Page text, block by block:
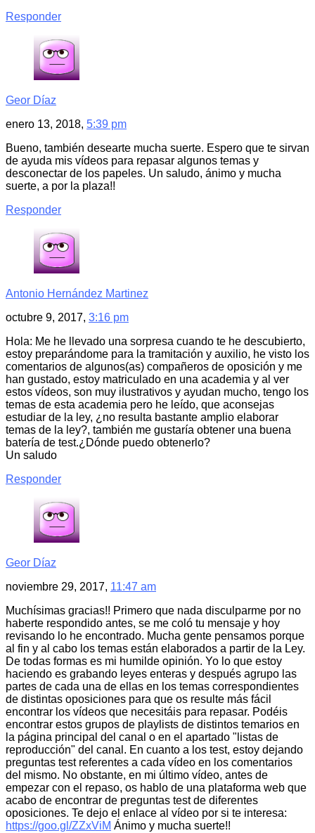
Responder
Geor Díaz
enero 13, 2018, 5:39 pm
Bueno, también desearte mucha suerte. Espero que te sirvan
de ayuda mis vídeos para repasar algunos temas y
desconectar de los papeles. Un saludo, ánimo y mucha
suerte, a por la plaza!!
Responder
Antonio Hernández Martinez
octubre 9, 2017, 3:16 pm
Hola: Me he llevado una sorpresa cuando te he descubierto,
estoy preparándome para la tramitación y auxilio, he visto los
comentarios de algunos(as) compañeros de oposición y me
han gustado, estoy matriculado en una academia y al ver
estos vídeos, son muy ilustrativos y ayudan mucho, tengo los
temas de esta academia pero he leído, que aconsejas
estudiar de la ley, ¿no resulta bastante amplio elaborar
temas de la ley?, también me gustaría obtener una buena
batería de test.¿Dónde puedo obtenerlo?
Un saludo
Responder
Geor Díaz
noviembre 29, 2017, 11:47 am
Muchísimas gracias!! Primero que nada disculparme por no
haberte respondido antes, se me coló tu mensaje y hoy
revisando lo he encontrado. Mucha gente pensamos porque
al fin y al cabo los temas están elaborados a partir de la Ley.
De todas formas es mi humilde opinión. Yo lo que estoy
haciendo es grabando leyes enteras y después agrupo las
partes de cada una de ellas en los temas correspondientes
de distintas oposiciones para que os resulte más fácil
encontrar los vídeos que necesitáis para repasar. Podéis
encontrar estos grupos de playlists de distintos temarios en
la página principal del canal o en el apartado "listas de
reproducción" del canal. En cuanto a los test, estoy dejando
preguntas test referentes a cada vídeo en los comentarios
del mismo. No obstante, en mi último vídeo, antes de
empezar con el repaso, os hablo de una plataforma web que
acabo de encontrar de preguntas test de diferentes
oposiciones. Te dejo el enlace al vídeo por si te interesa:
https://goo.gl/ZZxViM Ánimo y mucha suerte!!